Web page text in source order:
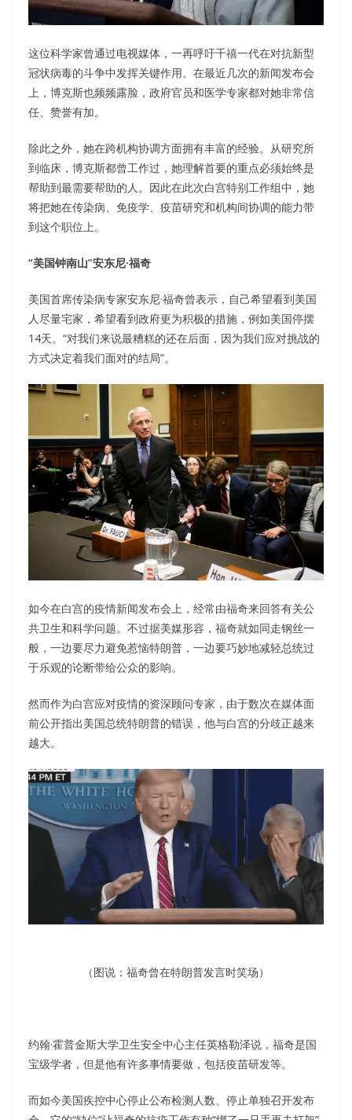
这位科学家曾通过电视媒体，一再呼吁千禧一代在对抗新型
冠状病毒的斗争中发挥关键作用。在最近几次的新闻发布会
上，博克斯也频频露脸，政府官员和医学专家都对她非常信
任、赞誉有加。
除此之外，她在跨机构协调方面拥有丰富的经验。从研究所
到临床，博克斯都曾工作过，她理解首要的重点必须始终是
帮助到最需要帮助的人。因此在此次白宫特别工作组中，她
将把她在传染病、免疫学、疫苗研究和机构间协调的能力带
到这个职位上。
“美国钟南山”安东尼·福奇
美国首席传染病专家安东尼·福奇曾表示，自己希望看到美国
人尽量宅家，希望看到政府更为积极的措施，例如美国停摆
14天。“对我们来说最糟糕的还在后面，因为我们应对挑战的
方式决定着我们面对的结局”。
如今在白宫的疫情新闻发布会上，经常由福奇来回答有关公
共卫生和科学问题。不过据美媒形容，福奇就如同走钢丝一
般，一边要尽力避免惹恼特朗普，一边要巧妙地减轻总统过
于乐观的论断带给公众的影响。
然而作为白宫应对疫情的资深顾问专家，由于数次在媒体面
前公开指出美国总统特朗普的错误，他与白宫的分歧正越来
越大。
（图说：福奇曾在特朗普发言时笑场）
约翰·霍普金斯大学卫生安全中心主任英格勒泽说，福奇是国
宝级学者，但是他有许多事情要做，包括疫苗研发等。
而如今美国疾控中心停止公布检测人数、停止单独召开发布